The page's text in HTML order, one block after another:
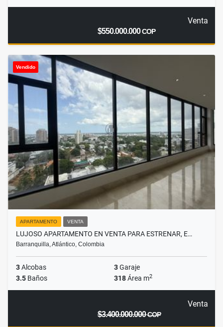
Venta
$550.000.000COP
Vendido
APARTAMENTO VENTA
LUJOSO APARTAMENTO EN VENTA PARA ESTRENAR, E…
Barranquilla, Atlántico, Colombia
3Alcobas 3Garaje
3.5 Baños 318Área m2
Venta
$3.400.000.000COP